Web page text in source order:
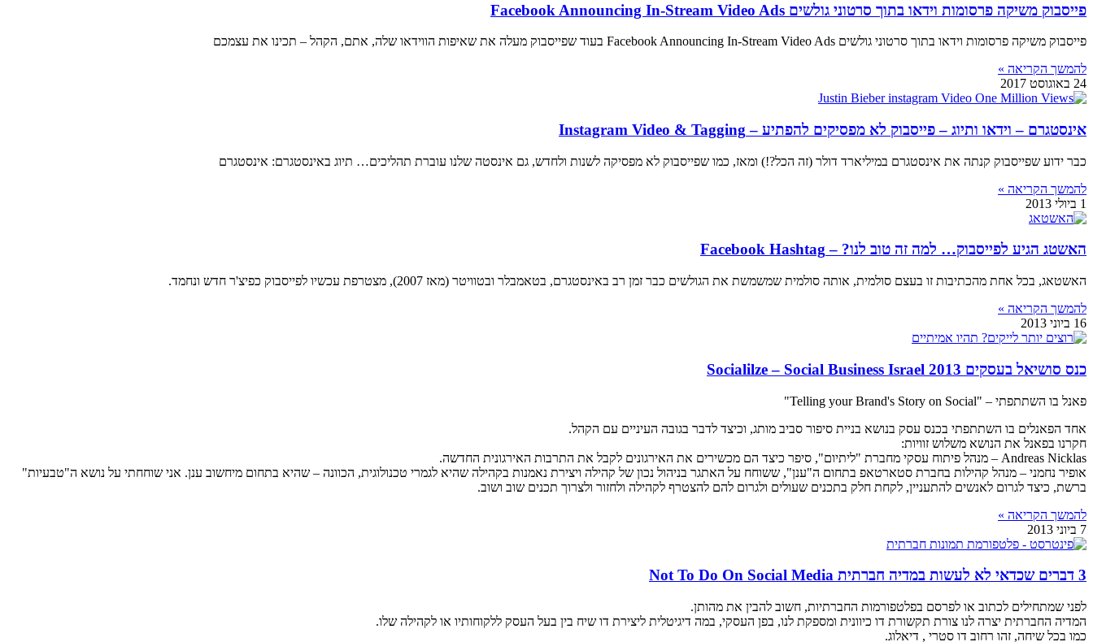
פייסבוק משיקה פרסומות וידאו בתוך סרטוני גולשים Facebook Announcing In-Stream Video Ads
פייסבוק משיקה פרסומות וידאו בתוך סרטוני גולשים Facebook Announcing In-Stream Video Ads בעוד שפייסבוק מעלה את שאיפות הווידאו שלה, אתם, הקהל – תכינו את עצמכם
להמשך הקריאה »
24 באוגוסט 2017
אינסטגרם – וידאו ותיוג – פייסבוק לא מפסיקים להפתיע – Instagram Video & Tagging
כבר ידוע שפייסבוק קנתה את אינסטגרם במיליארד דולר (זה הכל?!) ומאז, כמו שפייסבוק לא מפסיקה לשנות ולחדש, גם אינסטה שלנו עוברת תהליכים… תיוג באינסטגרם: אינסטגרם
להמשך הקריאה »
1 ביולי 2013
האשטג הגיע לפייסבוק… למה זה טוב לנו? – Facebook Hashtag
האשטאג, בכל אחת מהכתיבות זו בעצם סולמית, אותה סולמית שמשמשת את הגולשים כבר זמן רב באינסטגרם, בטאמבלר ובטוויטר (מאז 2007), מצטרפת עכשיו לפייסבוק כפיצ'ר חדש ונחמד.
להמשך הקריאה »
16 ביוני 2013
כנס סושיאל בעסקים 2013 Socialilze – Social Business Israel
פאנל בו השתתפתי – "Telling your Brand's Story on Social"
אחד הפאנלים בו השתתפתי בכנס עסק בנושא בניית סיפור סביב מותג, וכיצד לדבר בגובה העיניים עם הקהל.
חקרנו בפאנל את הנושא משלוש זוויות:
Andreas Nicklas – מנהל פיתוח עסקי מחברת "ליתיום", סיפר כיצד הם מכשירים את האירגונים לקבל את התרבות האירגונית החדשה.
אופיר נחמני – מנהל קהילות בחברת סטארטאפ בתחום ה"ענן", ששוחח על האתגר בניהול נכון של קהילה ויצירת נאמנות בקהילה שהיא לגמרי טכנולוגית, הכוונה – שהיא בתחום מיחשוב ענן. אני שוחחתי על נושא ה"טבעיות"
ברשת, כיצד לגרום לאנשים להתעניין, לקחת חלק בתכנים שעולים ולגרום להם להצטרף לקהילה ולחזור ולצרוך תכנים שוב ושוב.
להמשך הקריאה »
7 ביוני 2013
3 דברים שכדאי לא לעשות במדיה חברתית Not To Do On Social Media
לפני שמתחילים לכתוב או לפרסם בפלטפורמות החברתיות, חשוב להבין את מהותן.
המדיה החברתית יצרה לנו צורת תקשורת דו כיוונית ומספקת לנו, בפן העסקי, במה דיגיטלית ליצירת דו שיח בין בעל העסק ללקוחותיו או לקהילה שלו.
כמו בכל שיחה, זהו רחוב דו סטרי , דיאלוג.